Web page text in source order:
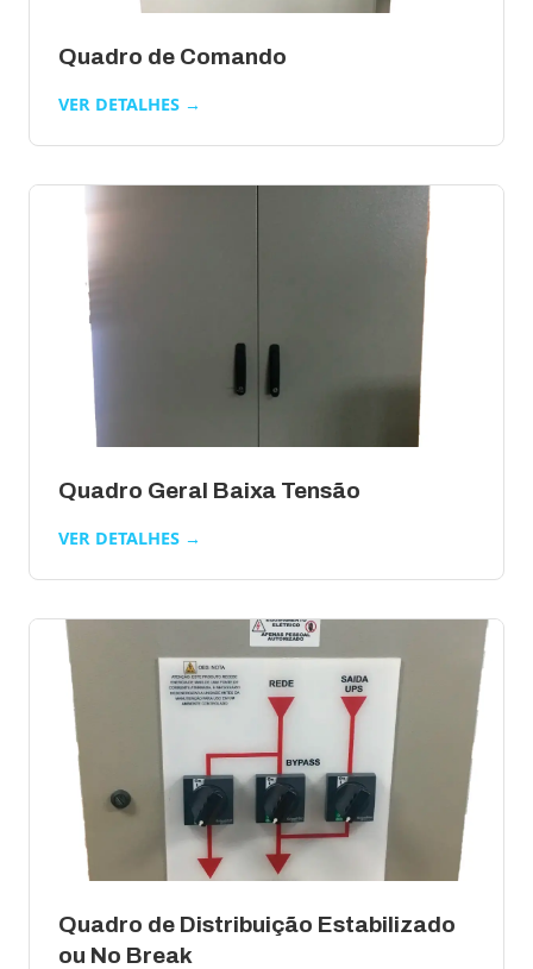
Quadro de Comando
VER DETALHES →
Quadro Geral Baixa Tensão
VER DETALHES →
Quadro de Distribuição Estabilizado
ou No Break